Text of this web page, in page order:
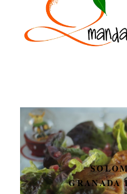
GRANADA